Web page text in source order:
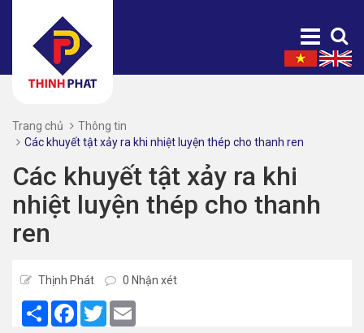
Trang chủ
Thông tin
Các khuyết tật xảy ra khi nhiệt luyện thép cho thanh ren
Các khuyết tật xảy ra khi
nhiệt luyện thép cho thanh
ren
Thịnh Phát 0 Nhận xét
Share Facebook
Twitter